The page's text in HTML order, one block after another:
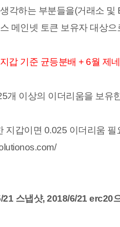
각하는 부분들을(거래소
메인넷 토큰 보유자 대상
갑 기준 균등분배 + 6월 제
개 이상의 이더리움을 보유
지갑이면 0.025 이더리움 필
21 스냅샷, 2018/6/21 erc20